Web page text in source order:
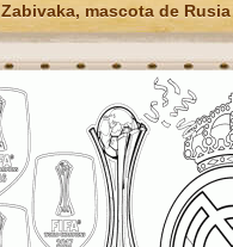
Zabivaka, mascota de Rusia